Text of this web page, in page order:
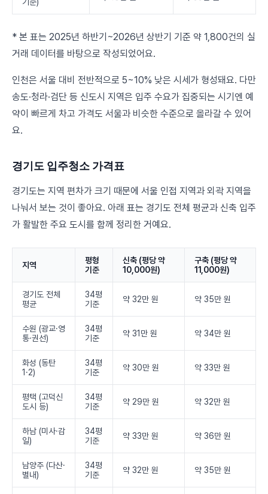
기준)
* 본 표는 2025년 하반기~2026년 상반기 기준 약 1,800건의 실
거래 데이터를 바탕으로 작성되었어요.
인천은 서울 대비 전반적으로 5~10% 낮은 시세가 형성돼요. 다만
송도·청라·검단 등 신도시 지역은 입주 수요가 집중되는 시기엔 예
약이 빠르게 차고 가격도 서울과 비슷한 수준으로 올라갈 수 있어
요.
경기도 입주청소 가격표
경기도는 지역 편차가 크기 때문에 서울 인접 지역과 외곽 지역을
나눠서 보는 것이 좋아요. 아래 표는 경기도 전체 평균과 신축 입주
가 활발한 주요 도시를 함께 정리한 거예요.
지역
평형
기준
신축 (평당 약
10,000원)
구축 (평당 약
11,000원)
경기도 전체
평균
34평
기준
약 32만 원 약 35만 원
수원 (광교·영
통·권선)
34평
기준
약 31만 원 약 34만 원
화성 (동탄
1·2)
34평
기준
약 30만 원 약 33만 원
평택 (고덕신
도시 등)
34평
기준
약 29만 원 약 32만 원
하남 (미사·감
일)
34평
기준
약 33만 원 약 36만 원
남양주 (다산·
별내)
34평
기준
약 32만 원 약 35만 원